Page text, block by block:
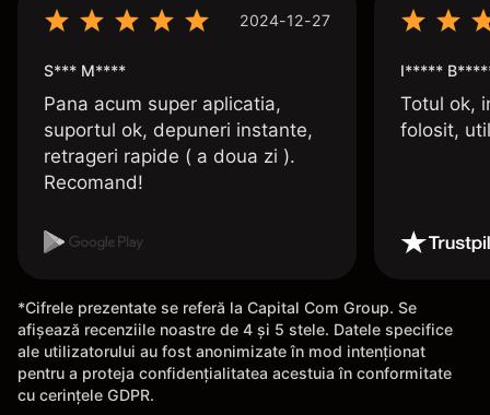
2024-12-27
S*** M****
Pana acum super aplicatia,
suportul ok, depuneri instante,
retrageri rapide ( a doua zi ).
Recomand!
I*****
Totul ok,
folosit,
*Cifrele prezentate se referă la Capital Com Group. Se
afișează recenziile noastre de 4 și 5 stele. Datele specifice
ale utilizatorului au fost anonimizate în mod intenționat
pentru a proteja confidențialitatea acestuia în conformitate
cu cerințele GDPR.